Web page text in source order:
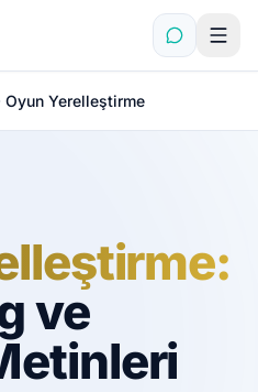
Oyun Yerelleştirme
ve